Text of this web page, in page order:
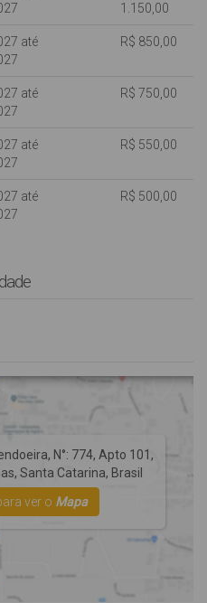
dispomos de camas extras;
tipo utilitário, SUV ou
para evitar
1.150,00
até
R$ 850,00
até
R$ 750,00
até
R$ 550,00
até
R$ 500,00
, N°: 774,Apto 101,
,Santa Catarina, Brasil
ver o Mapa